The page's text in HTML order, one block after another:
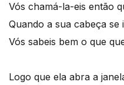
Vós chamá-la-eis então
Quando a sua cabeça
Vós sabeis bem o que
Logo que ela abra a